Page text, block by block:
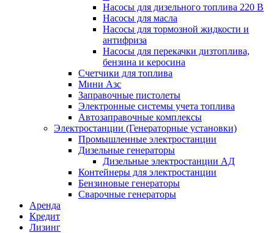
Насосы для дизельного топлива 220 В
Насосы для масла
Насосы для тормозной жидкости и
антифриза
Насосы для перекачки дизтоплива,
бензина и керосина
Счетчики для топлива
Мини Азс
Заправочные пистолеты
Электронные системы учета топлива
Автозаправочные комплексы
Электростанции (Генераторные установки)
Промышленные электростанции
Дизельные генераторы
Дизельные электростанции АД
Контейнеры для электростанции
Бензиновые генераторы
Сварочные генераторы
Аренда
Кредит
Лизинг